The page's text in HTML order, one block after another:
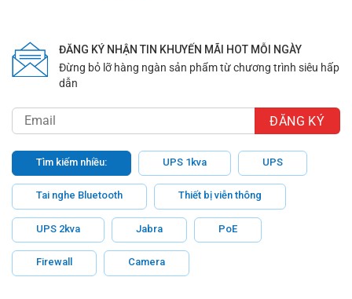
ĐĂNG KÝ NHẬN TIN KHUYẾN MÃI HOT MỖI NGÀY
Đừng bỏ lỡ hàng ngàn sản phẩm từ chương trình siêu hấp
dẫn
Tìm kiếm nhiều: UPS 1kva UPS
Tai nghe Bluetooth Thiết bị viễn thông
UPS 2kva Jabra PoE
Firewall Camera